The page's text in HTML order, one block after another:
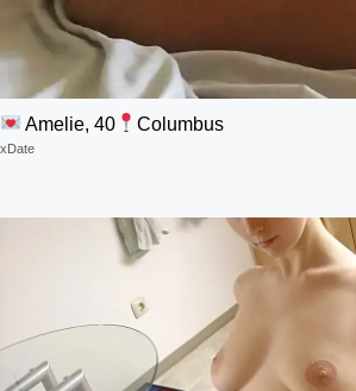
Amelie, 40 Columbus
xDate